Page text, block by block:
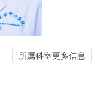
所属科室更多信息